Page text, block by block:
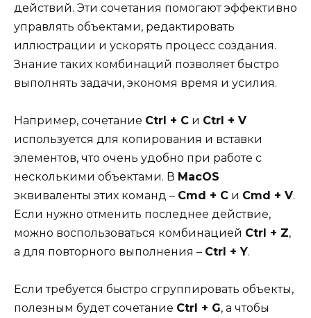
действий. Эти сочетания помогают эффективно
управлять объектами, редактировать
иллюстрации и ускорять процесс создания.
Знание таких комбинаций позволяет быстро
выполнять задачи, экономя время и усилия.
Например, сочетание Ctrl + C и Ctrl + V
используется для копирования и вставки
элементов, что очень удобно при работе с
несколькими объектами. В MacOS
эквиваленты этих команд – Cmd + C и Cmd + V.
Если нужно отменить последнее действие,
можно воспользоваться комбинацией Ctrl + Z,
а для повторного выполнения – Ctrl + Y.
Если требуется быстро сгруппировать объекты,
полезным будет сочетание Ctrl + G, а чтобы